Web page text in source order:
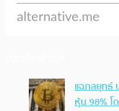
แฉกลยุทธ์
หุ้น 98% โ